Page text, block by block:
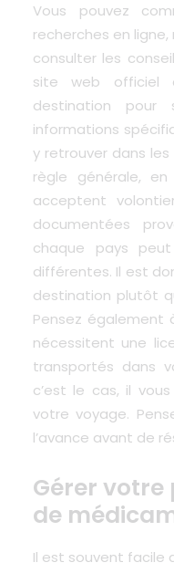
Vous pouvez
recherches en
consulter les
site web
destination pour
informations
y retrouver dans
règle générale, en
acceptent
documentées
chaque pays
différentes. Il est
destination plutôt
Pensez également
nécessitent une
transportés dans
c’est le cas, il
votre voyage.
l’avance avant de
Gérer votre
de
Il est souvent facile